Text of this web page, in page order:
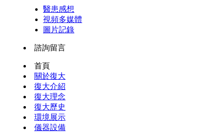
醫患感想
視頻多媒體
圖片記錄
諮詢留言
首頁
關於復大
復大介紹
復大理念
復大歷史
環境展示
儀器設備